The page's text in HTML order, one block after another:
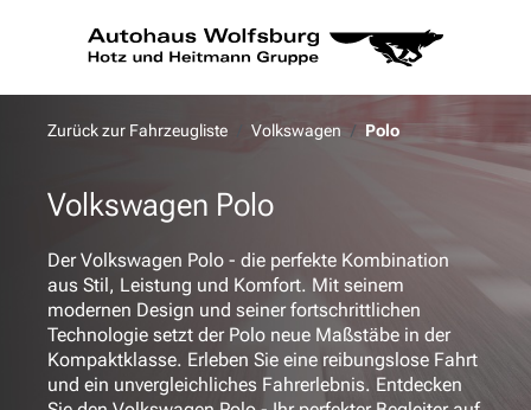
springen
Zurück zur Fahrzeugliste Volkswagen Polo
Volkswagen Polo
Der Volkswagen Polo - die perfekte Kombination
aus Stil, Leistung und Komfort. Mit seinem
modernen Design und seiner fortschrittlichen
Technologie setzt der Polo neue Maßstäbe in der
Kompaktklasse. Erleben Sie eine reibungslose Fahrt
und ein unvergleichliches Fahrerlebnis. Entdecken